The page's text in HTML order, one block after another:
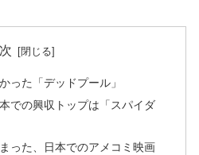
った「デッドプール」
での興収トップは「スパイダ
った、日本でのアメコミ映画